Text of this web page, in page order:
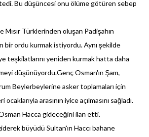
Bu düşüncesi onu ölüme götüren sebep
Türklerinden oluşan Padişahın
bir ordu kurmak istiyordu. Aynı şekilde
teşkilatlarını yeniden kurmak hatta daha
düşünüyordu.Genç Osman'ın Şam,
Beylerbeylerine asker toplamaları için
arasının iyice açılmasını sağladı.
Hacca gideceğini ilan etti.
büyüdü Sultan'ın Haccı bahane